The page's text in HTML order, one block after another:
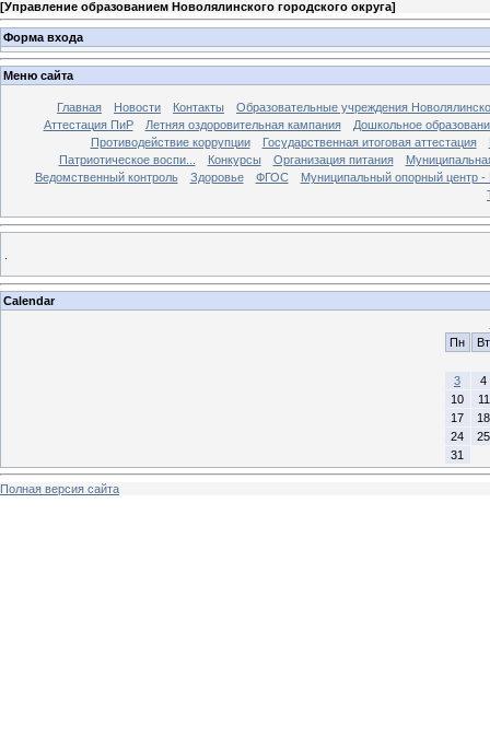
[Управление образованием Новолялинского городского округа]
Форма входа
Меню сайта
Главная Новости Контакты
Образовательные учреждения
Аттестация ПиР
Летняя оздоровительная кампания
Дошкольное
Противодействие коррупции
Государственная итоговая аттестация
Патриотическое воспи...
Конкурсы Организация питания
Ведомственный контроль
Здоровье ФГОС
Муниципальный опорный центр
Calendar
Пн
Вт
3
4
10
11
17
18
24
25
31
Полная версия сайта